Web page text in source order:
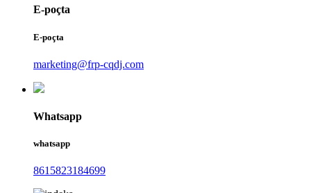
E-poçta
E-poçta
marketing@frp-cqdj.com
Whatsapp
whatsapp
8615823184699